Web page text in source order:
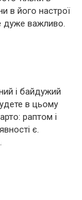
в його настрої
дуже важливо.
і байдужий
в цьому
раптом і
є.